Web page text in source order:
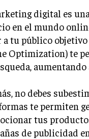
digital es
en el mundo
a tu público objetivo
Optimization) te
no debes
te permiten
tus
de publicidad